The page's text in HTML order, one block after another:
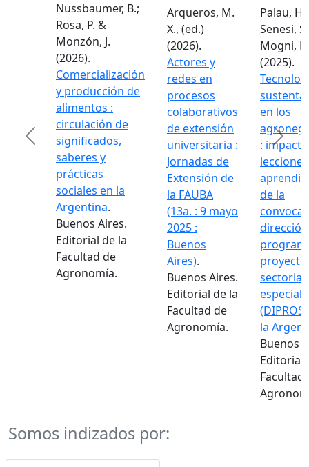
Nussbaumer, B.;
Rosa, P. &
Monzón, J.
(2026).
Comercialización
y producción de
alimentos :
circulación de
significados,
saberes y
prácticas
sociales en la
Argentina.
Buenos Aires.
Editorial de la
Facultad de
Agronomía.
Arqueros, M.
X., (ed.)
(2026).
Actores y
redes en
procesos
colaborativos
de extensión
universitaria :
Jornadas de
Extensión de
la FAUBA
(13a. : 9 mayo
2025 :
Buenos
Aires).
Buenos Aires.
Editorial de la
Facultad de
Agronomía.
Palau, H.;
Senesi,
Mogni, F.
(2025).
en los
:
lecciones
de la
la
Buenos
Editorial
Facultad
Previous Next
Somos indizados por: